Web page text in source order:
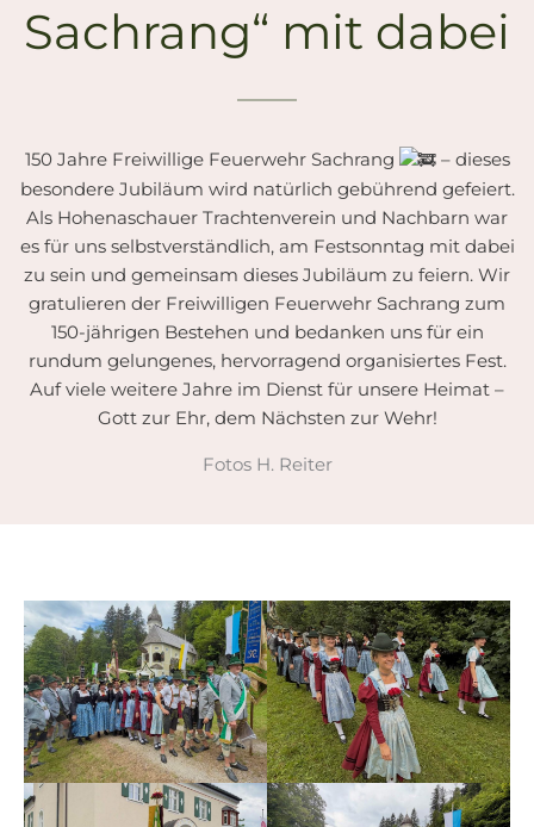
Sachrang“ mit dabei
150 Jahre Freiwillige Feuerwehr Sachrang
– dieses
besondere Jubiläum wird natürlich gebührend gefeiert.
Als Hohenaschauer Trachtenverein und Nachbarn war
es für uns selbstverständlich, am Festsonntag mit dabei
zu sein und gemeinsam dieses Jubiläum zu feiern. Wir
gratulieren der Freiwilligen Feuerwehr Sachrang zum
150-jährigen Bestehen und bedanken uns für ein
rundum gelungenes, hervorragend organisiertes Fest.
Auf viele weitere Jahre im Dienst für unsere Heimat –
Gott zur Ehr, dem Nächsten zur Wehr!
Fotos H. Reiter